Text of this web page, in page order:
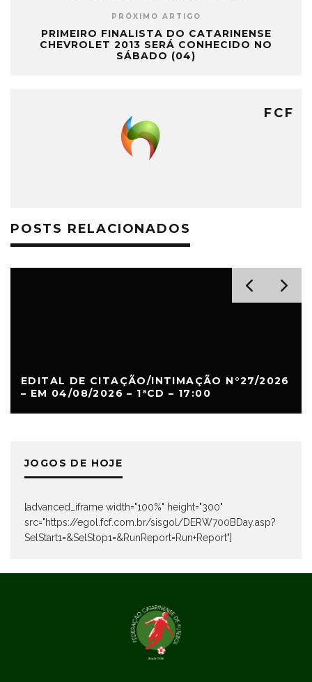
PRÓXIMO ARTIGO
PRIMEIRO FINALISTA DO CATARINENSE
CHEVROLET 2013 SERÁ CONHECIDO NO
SÁBADO (04)
FCF
POSTS RELACIONADOS
EDITAL DE CITAÇÃO/INTIMAÇÃO N°27/2026
– EM 04/08/2026 – 1ªCD – 17:00
JOGOS DE HOJE
[advanced_iframe width="100%" height="300"
src="https://egol.fcf.com.br/sisgol/DERW700BDay.asp?
SelStart1=&SelStop1=&RunReport=Run+Report"]